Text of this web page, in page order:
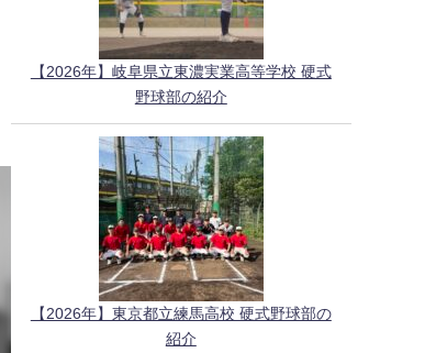
【2026年】岐阜県立東濃実業高等学校 硬式
野球部の紹介
【2026年】東京都立練馬高校 硬式野球部の
紹介